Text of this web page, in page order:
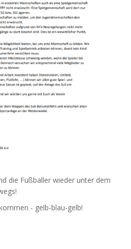
die Fußballer wieder unter dem
- gelb-blau-gelb!